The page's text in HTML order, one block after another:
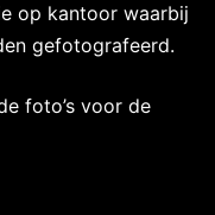
op kantoor waarbij
gefotografeerd.
foto’s voor de